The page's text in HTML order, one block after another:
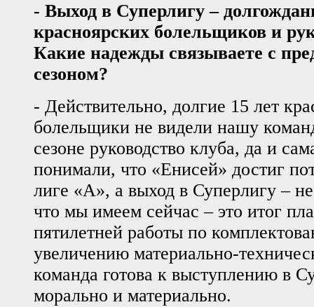
- Выход в Суперлигу –
красноярских болельщиков и
Какие надежды связываете с
сезоном?
- Действительно, долгие 15 лет
болельщики не видели нашу
сезоне руководство клуба, да и
понимали, что «Енисей» достиг
лиге «А», а выход в Суперлигу –
что мы имеем сейчас – это итог
пятилетней работы по
увеличению материально-
команда готова к выступлению в
морально и материально.